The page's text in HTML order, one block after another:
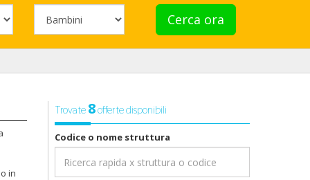
Cerca ora
in
Trovate8offerte disponibili
Codice o nome struttura